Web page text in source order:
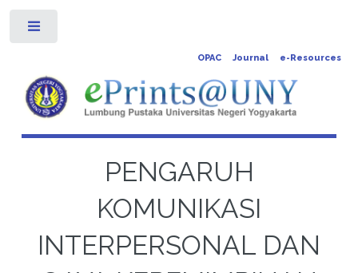
OPAC Journal e-Resources
PENGARUH
KOMUNIKASI
INTERPERSONAL DAN